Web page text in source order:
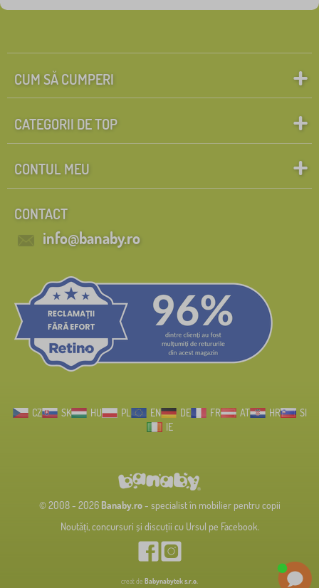
CUM SĂ CUMPERI
CATEGORII DE TOP
CONTUL MEU
CONTACT
info@banaby.ro
CZ SK HU PL EN DE FR AT HR
SI
IE
© 2008 - 2026 Banaby.ro- specialist în mobilier pentru copii
Noutăți, concursuri și discuții cu Ursul pe Facebook.
creat de Babynabytek s.r.o.